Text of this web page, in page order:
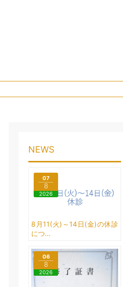
NEWS
8月11(火)～14日(金)の休診
につ…
07
8
2026
06
8
2026